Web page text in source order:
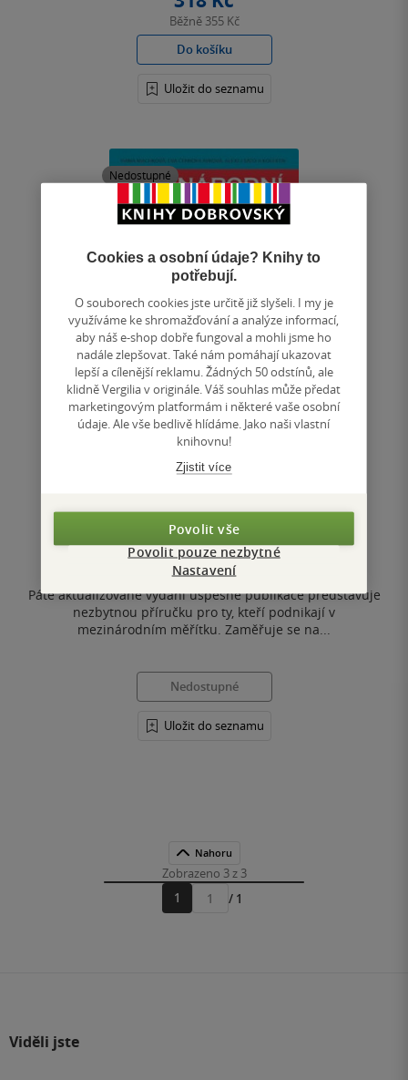
Běžně 355 Kč
Do košíku
Uložit do seznamu
Nedostupné
Mezinárodní obchodní operace
Eva Černohlávková & další
0.0
z
5
hvězdiček
pevná vazba
Páté aktualizované vydání úspěšné publikace představuje
nezbytnou příručku pro ty, kteří podnikají v
mezinárodním měřítku. Zaměřuje se na...
Nedostupné
Uložit do seznamu
Nahoru
Zobrazeno 3 z 3
1
Přejít
/ 1
Viděli jste
Cookies a osobní údaje? Knihy to
potřebují.
O souborech cookies jste určitě již slyšeli. I my je
využíváme ke shromažďování a analýze informací,
aby náš e-shop dobře fungoval a mohli jsme ho
nadále zlepšovat. Také nám pomáhají ukazovat
lepší a cílenější reklamu. Žádných 50 odstínů, ale
klidně Vergilia v originále. Váš souhlas může předat
marketingovým platformám i některé vaše osobní
údaje. Ale vše bedlivě hlídáme. Jako naši vlastní
knihovnu!
Zjistit více
Povolit vše
Povolit pouze nezbytné
Nastavení